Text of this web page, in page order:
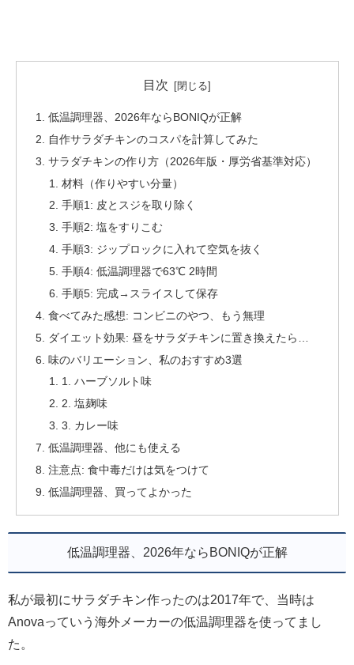
目次
低温調理器、2026年ならBONIQが正解
自作サラダチキンのコスパを計算してみた
サラダチキンの作り方（2026年版・厚労省基準対応）
材料（作りやすい分量）
手順1: 皮とスジを取り除く
手順2: 塩をすりこむ
手順3: ジップロックに入れて空気を抜く
手順4: 低温調理器で63℃ 2時間
手順5: 完成→スライスして保存
食べてみた感想: コンビニのやつ、もう無理
ダイエット効果: 昼をサラダチキンに置き換えたら…
味のバリエーション、私のおすすめ3選
1. ハーブソルト味
2. 塩麹味
3. カレー味
低温調理器、他にも使える
注意点: 食中毒だけは気をつけて
低温調理器、買ってよかった
低温調理器、2026年ならBONIQが正解
私が最初にサラダチキン作ったのは2017年で、当時は
Anovaっていう海外メーカーの低温調理器を使ってまし
た。